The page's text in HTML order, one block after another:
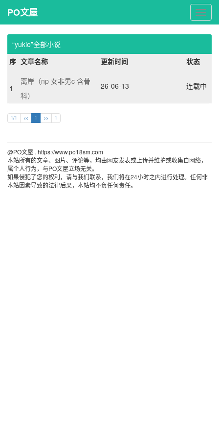
PO
文
屋
PO文屋
“yukio”全部小说
序 文章名称 更新时间 状态
1
离岸（np 女非男c 含骨
科）
26-06-13 连载中
1/1 << 1 >> 1
@PO文屋 . https://www.po18sm.com
本站所有的文章、图片、评论等，均由网友发表或上传并维护或收集自网络，
属个人行为，与PO文屋立场无关。
如果侵犯了您的权利，请与我们联系，我们将在24小时之内进行处理。任何非
本站因素导致的法律后果，本站均不负任何责任。